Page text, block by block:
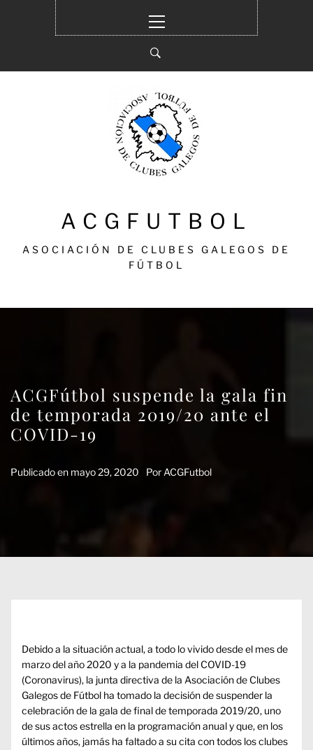
principal
ACGFUTBOL
ASOCIACIÓN DE CLUBES GALEGOS DE
FÚTBOL
ACGFútbol suspende la gala fin
de temporada 2019/20 ante el
COVID-19
Publicado en mayo 29, 2020 Por ACGFutbol
Debido a la situación actual, a todo lo vivido desde el mes de
marzo del año 2020 y a la pandemia del COVID-19
(Coronavirus), la junta directiva de la Asociación de Clubes
Galegos de Fútbol ha tomado la decisión de suspender la
celebración de la gala de final de temporada 2019/20, uno
de sus actos estrella en la programación anual y que, en los
últimos años, jamás ha faltado a su cita con todos los clubes